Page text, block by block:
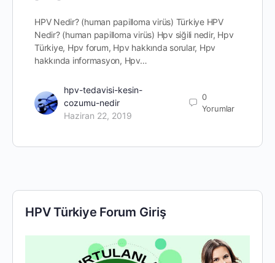
HPV Nedir? (human papilloma virüs) Türkiye HPV
Nedir? (human papilloma virüs) Hpv siğili nedir, Hpv
Türkiye, Hpv forum, Hpv hakkında sorular, Hpv
hakkında informasyon, Hpv…
hpv-tedavisi-kesin-
cozumu-nedir
Haziran 22, 2019
0
Yorumlar
HPV Türkiye Forum Giriş